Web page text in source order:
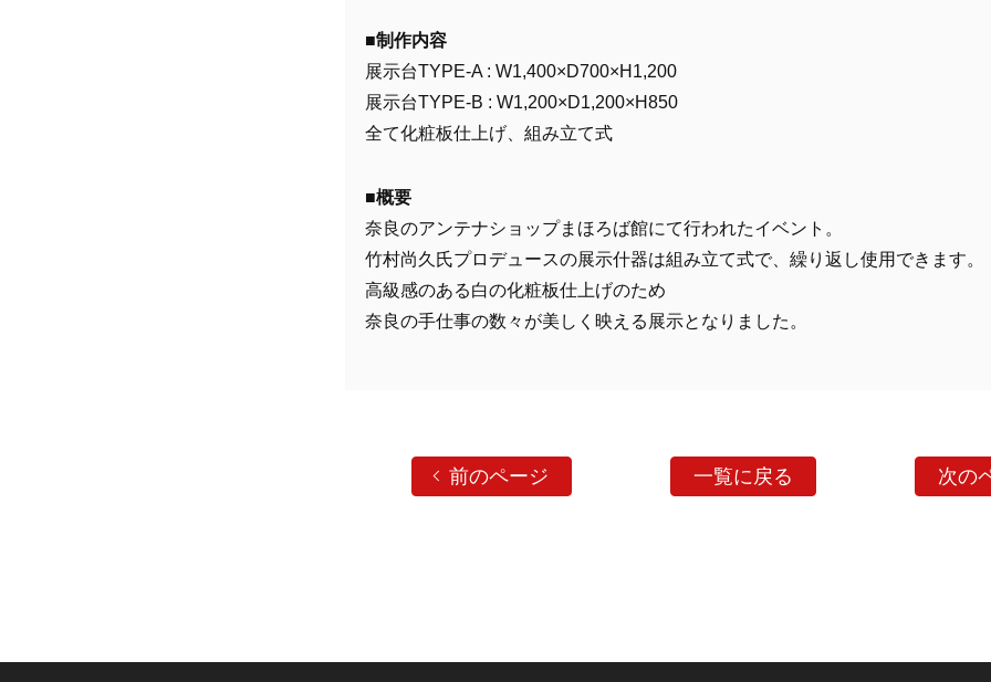
■制作内容
展示台TYPE-A : W1,400×D700×H1,200
展示台TYPE-B : W1,200×D1,200×H850
全て化粧板仕上げ、組み立て式
■概要
奈良のアンテナショップまほろば館にて行われたイベント。
竹村尚久氏プロデュースの展示什器は組み立て式で、繰り返し使用できます。
高級感のある白の化粧板仕上げのため
奈良の手仕事の数々が美しく映える展示となりました。
前のページ 一覧に戻る 次の